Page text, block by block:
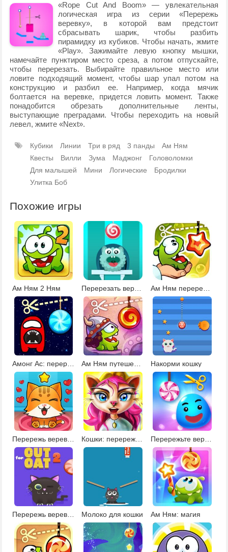
«Rope Cut And Boom» — увлекательная
логическая игра из серии «Перережь
веревку», в которой вам предстоит
сбрасывать шарик, чтобы разбить
пирамидку из кубиков. Чтобы начать, жмите
«Play». Зажимайте левую кнопку мышки,
намечайте пунктиром место среза, а потом отпускайте,
чтобы перерезать. Выбирайте правильное место или
ловите подходящий момент, чтобы шар упал потом на
конструкцию и разбил ее. Например, когда мячик
болтается на веревке, придется ловить момент. Также
понадобится обрезать дополнительные ленты,
выступающие преградами. Чтобы переходить на новый
левел, жмите «Next».
Кубики Линии Три в ряд 3 панды
Ам Ням
Квесты
Вилли Зума Маджонг
Головоломки
Для малышей
Мини Логические
Бродилки
Улитка Боб
Похожие игры
Ам Ням 2 Ням Перерезать веревку Ам Ням перережь веревку 1
Амонг Ас: перережь веревку Ам Ням путешествие во времени Накорми кошку
Перережь веревку: накорми кошку Кошки: перережь веревку Перережьте веревку
Перережь веревку и накорми кота 2 Молоко для кошки Ам Ням: магия